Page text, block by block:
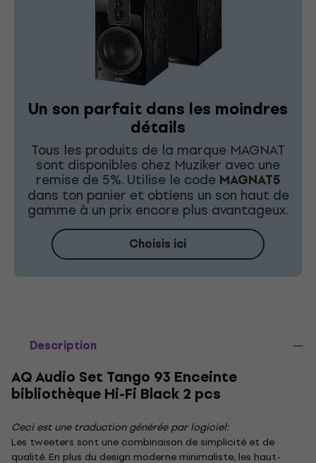
Un son parfait dans les moindres
détails
Tous les produits de la marque MAGNAT
sont disponibles chez Muziker avec une
remise de 5%. Utilise le code MAGNAT5
dans ton panier et obtiens un son haut de
gamme à un prix encore plus avantageux.
Choisis ici
Description
AQ Audio Set Tango 93 Enceinte
bibliothèque Hi-Fi Black 2 pcs
Ceci est une traduction générée par logiciel:
Les tweeters sont une combinaison de simplicité et de
qualité. En plus du design moderne minimaliste, les haut-